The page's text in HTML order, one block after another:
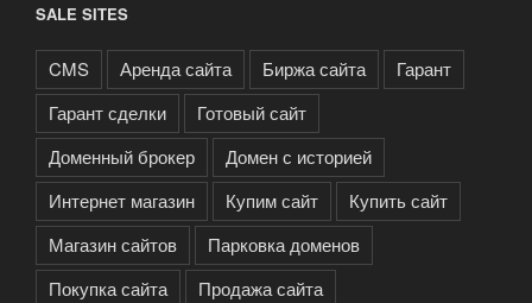
SALE SITES
CMS Аренда сайта Биржа сайта
Гарант
Гарант сделки
Готовый сайт
Доменный брокер
Домен с историей
Интернет магазин
Купим сайт
Купить сайт
Магазин сайтов
Парковка доменов
Покупка сайта
Продажа сайта